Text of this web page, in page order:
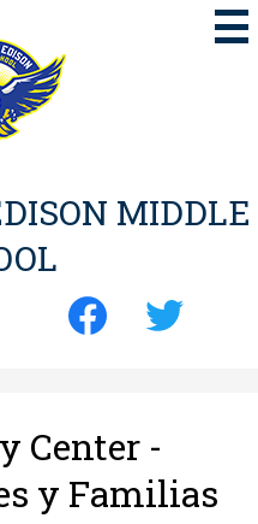
MIDDLE
Social
Media
Center -
y Familias